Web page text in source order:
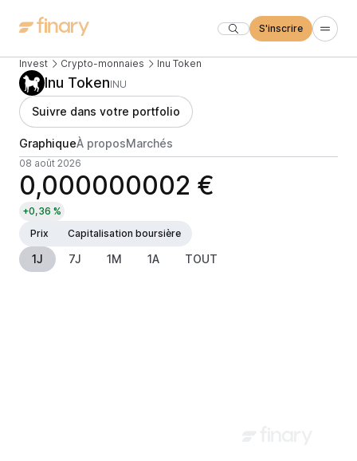
S'inscrire
Invest Crypto-monnaies Inu Token
Inu TokenINU
Suivre dans votre portfolio
GraphiqueÀ proposMarchés
08 août 2026
0,000000002 €
+0,36 %
Prix
Capitalisation boursière
1J 7J 1M 1A TOUT